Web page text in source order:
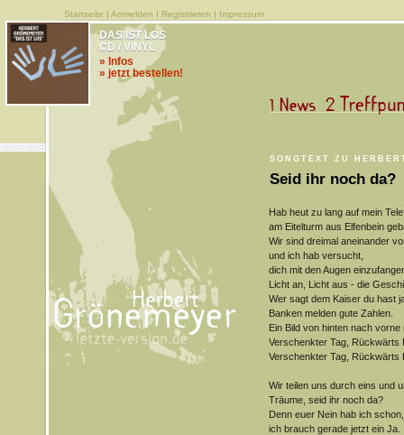
Startseite | Anmelden | Registrieren | Impressum
SONGTEXT ZU
Seid ihr noch da?
DAS IST LOS
CD / VINYL
» Infos
» jetzt bestellen!
Hab heut zu lang auf mein
am Eitelturm aus Elfenbein
Wir sind dreimal aneinander
und ich hab versucht,
dich mit den Augen
Licht an, Licht aus - die
Wer sagt dem Kaiser du hast
Banken melden gute Zahlen.
Ein Bild von hinten nach vorne
Verschenkter Tag, Rückwärts
Verschenkter Tag, Rückwärts
Wir teilen uns durch eins und
Träume, seid ihr noch da?
Denn euer Nein hab ich schon,
ich brauch gerade jetzt ein Ja.